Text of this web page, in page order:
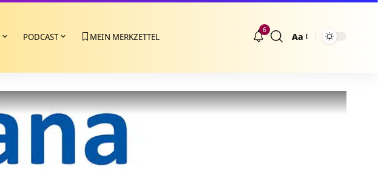
PODCAST MEIN MERKZETTEL
6
Größenänderung
Aa